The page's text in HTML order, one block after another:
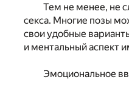
Тем не менее, не
секса. Многие позы
свои удобные
и ментальный аспект
Эмоциональное